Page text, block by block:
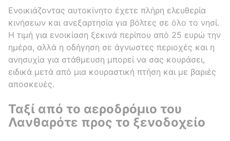
Ενοικιάζοντας αυτοκίνητο έχετε πλήρη ελευθερία
κινήσεων και ανεξαρτησία για βόλτες σε όλο το νησί.
Η τιμή για ενοικίαση ξεκινά περίπου από 25 ευρώ την
ημέρα, αλλά η οδήγηση σε άγνωστες περιοχές και η
ανησυχία για στάθμευση μπορεί να σας κουράσει,
ειδικά μετά από μια κουραστική πτήση και με βαριές
αποσκευές.
Ταξί από το αεροδρόμιο του
Λανθαρότε προς το ξενοδοχείο